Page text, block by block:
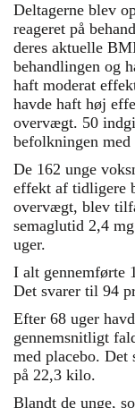
Deltagerne blev
reageret på
deres aktuelle
behandlingen og
haft moderat
havde haft høj
overvægt. 50
befolkningen
De 162 unge
effekt af tidligere
overvægt, blev
semaglutid 2,4
uger.
I alt gennemførte
Det svarer til 94
Efter 68 uger
gennemsnitligt
med placebo.
på 22,3 kilo.
Blandt de unge,